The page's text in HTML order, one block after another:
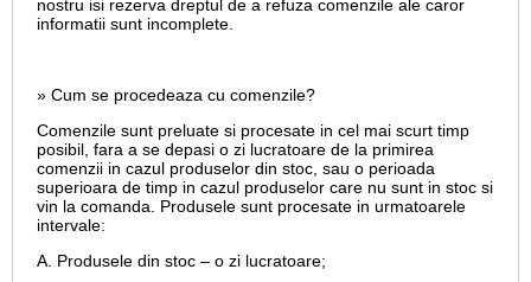
nostru isi rezerva dreptul de a refuza comenzile ale caror
informatii sunt incomplete.
» Cum se procedeaza cu comenzile?
Comenzile sunt preluate si procesate in cel mai scurt timp
posibil, fara a se depasi o zi lucratoare de la primirea
comenzii in cazul produselor din stoc, sau o perioada
superioara de timp in cazul produselor care nu sunt in stoc si
vin la comanda. Produsele sunt procesate in urmatoarele
intervale:
A. Produsele din stoc – o zi lucratoare;